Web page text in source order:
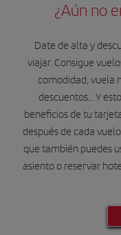
¿Aún no
Date de alta y
viajar. Consigue
comodidad, vuela
descuentos… Y
beneficios de tu
después de cada
que también puedes
asiento o reservar